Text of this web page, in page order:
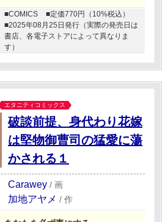
■COMICS
■定価770円（10%税込）
■2025年08月25日発行（実際の発売日は
書店、各電子ストアによって異なりま
す）
エタニティコミックス
破談前提、身代わり花嫁
は堅物御曹司の猛愛に蕩
かされる１
Carawey / 画
加地アヤメ / 作